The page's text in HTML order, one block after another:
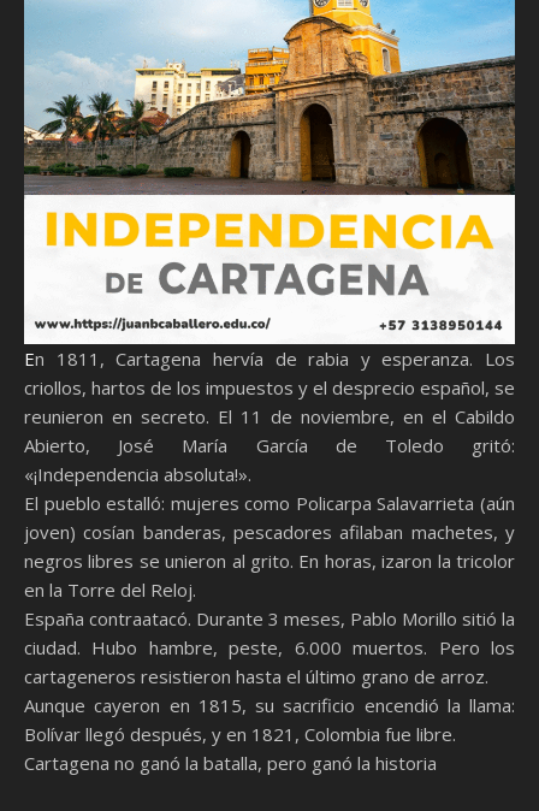
En 1811, Cartagena hervía de rabia y esperanza. Los
criollos, hartos de los impuestos y el desprecio español, se
reunieron en secreto. El 11 de noviembre, en el Cabildo
Abierto, José María García de Toledo gritó:
«¡Independencia absoluta!».
El pueblo estalló: mujeres como Policarpa Salavarrieta (aún
joven) cosían banderas, pescadores afilaban machetes, y
negros libres se unieron al grito. En horas, izaron la tricolor
en la Torre del Reloj.
España contraatacó. Durante 3 meses, Pablo Morillo sitió la
ciudad. Hubo hambre, peste, 6.000 muertos. Pero los
cartageneros resistieron hasta el último grano de arroz.
Aunque cayeron en 1815, su sacrificio encendió la llama:
Bolívar llegó después, y en 1821, Colombia fue libre.
Cartagena no ganó la batalla, pero ganó la historia